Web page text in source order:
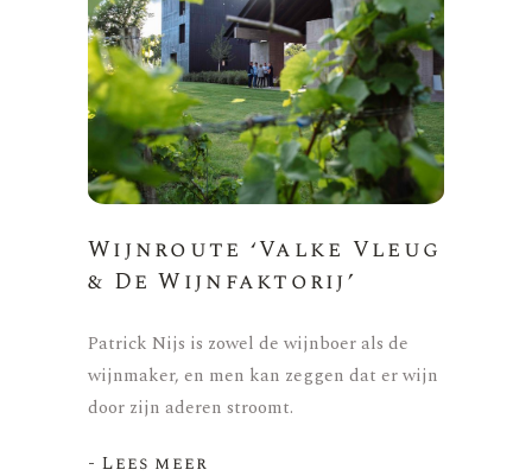
Wijnroute ‘Valke Vleug
& De Wijnfaktorij’
Patrick Nijs is zowel de wijnboer als de
wijnmaker, en men kan zeggen dat er wijn
door zijn aderen stroomt.
- Lees meer